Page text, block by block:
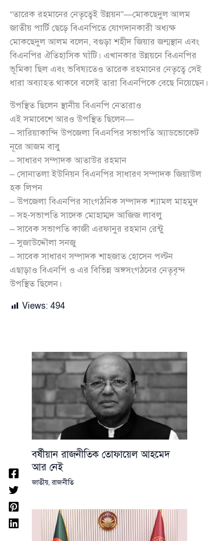
“তারেক রহমানের নেতৃত্বেই উন্নয়ন”—মোকছেদুল আলম
জাতীয় পার্টি ছেড়ে বিএনপিতে যোগদানকারী অধ্যক্ষ
মোকছেদুল আলম বলেন, বগুড়া শহীদ জিয়ার জন্মস্থান এবং
বিএনপির ঐতিহাসিক ঘাঁটি। এখানকার উন্নয়নে বিএনপির
ভূমিকা ছিল এবং ভবিষ্যতেও তারেক রহমানের নেতৃত্বে সেই
ধারা অব্যাহত থাকবে বলেই তারা বিএনপিকে বেছে নিয়েছেন।
উপস্থিত ছিলেন স্থানীয় বিএনপি নেতারাও
এই সমাবেশে আরও উপস্থিত ছিলেন—
– সারিয়াকান্দি উপজেলা বিএনপির সভাপতি অ্যাডভোকেট
নূরে আজম বাবু
– সাধারণ সম্পাদক আতাউর রহমান
– সোনাতলা ইউনিয়ন বিএনপির সাধারণ সম্পাদক জিয়াউল
হক লিপন
– উপজেলা বিএনপির সাংগঠনিক সম্পাদক শ্যামল মাহমুদ
– সহ-সভাপতি সাদেক মোহাম্মদ আজিজ লাবলু
– সাবেক সভাপতি কাজী এরফানুর রহমান রেন্টু
– সুজাউদ্দৌলা সনজু
– সাবেক সাধারণ সম্পাদক শাহজাত হোসেন পল্টন
এছাড়াও বিএনপি ও এর বিভিন্ন অঙ্গসংগঠনের নেতৃবৃন্দ
উপস্থিত ছিলেন।
Views: 494
বর্ষীয়ান রাজনীতিক তোফায়েল আহমেদ
আর নেই
জাতীয়,রাজনীতি